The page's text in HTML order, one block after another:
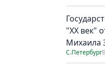
"ХХ век"
Михаила
С.Петербург